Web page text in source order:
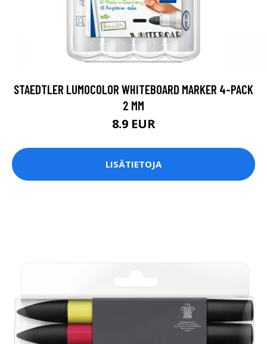
STAEDTLER LUMOCOLOR WHITEBOARD MARKER 4-PACK
2 MM
8.9 EUR
LISÄTIETOJA